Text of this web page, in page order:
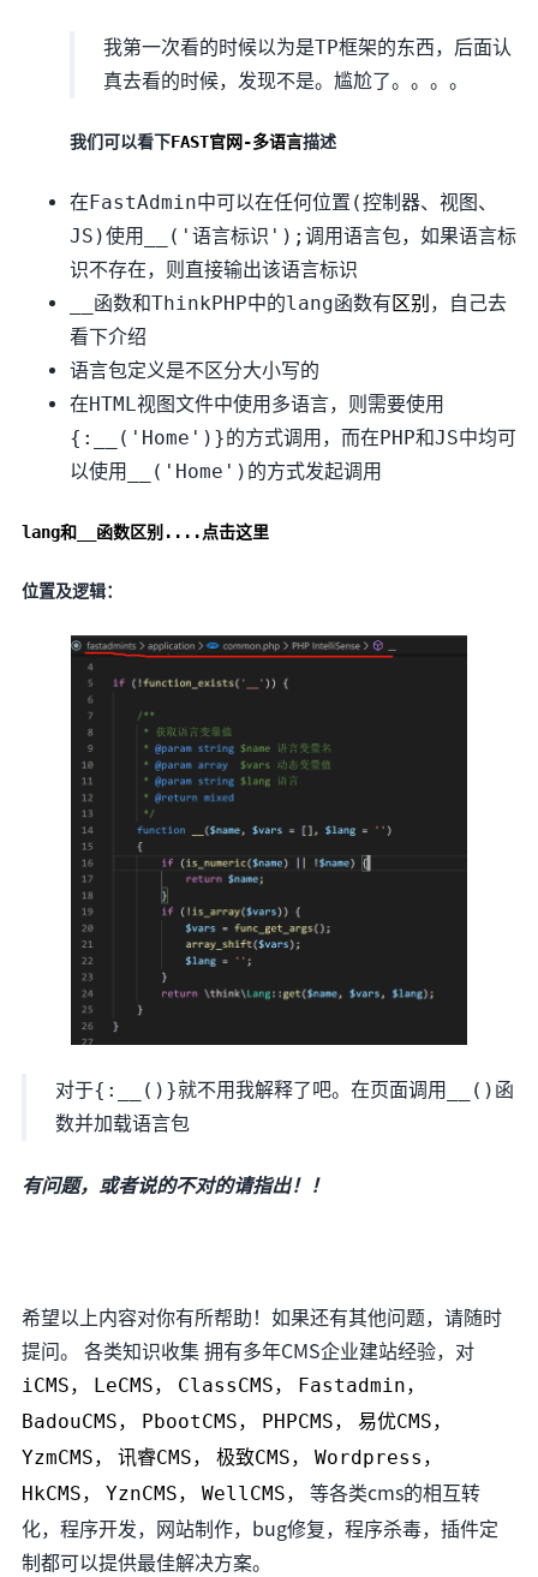
我第一次看的时候以为是TP框架的东西，后面认
真去看的时候，发现不是。尴尬了。。。。
我们可以看下FAST官网-多语言描述
在FastAdmin中可以在任何位置(控制器、视图、
JS)使用__('语言标识');调用语言包，如果语言标
识不存在，则直接输出该语言标识
__函数和ThinkPHP中的lang函数有区别 ，自己去
看下介绍
语言包定义是不区分大小写的
在HTML视图文件中使用多语言，则需要使用
{:__('Home')}的方式调用，而在PHP和JS中均可
以使用__('Home')的方式发起调用
lang和__函数区别....点击这里
位置及逻辑：
对于{:__()}就不用我解释了吧。在页面调用__()函
数并加载语言包
有问题，或者说的不对的请指出！！
希望以上内容对你有所帮助！如果还有其他问题，请随时
提问。 各类知识收集 拥有多年CMS企业建站经验，对
iCMS， LeCMS， ClassCMS，
Fastadmin，
BadouCMS，
PbootCMS， PHPCMS，
易优CMS，
YzmCMS，
讯睿CMS， 极致CMS，
Wordpress，
HkCMS，
YznCMS， WellCMS，
等各类cms的相互转
化，程序开发，网站制作，bug修复，程序杀毒，插件定
制都可以提供最佳解决方案。